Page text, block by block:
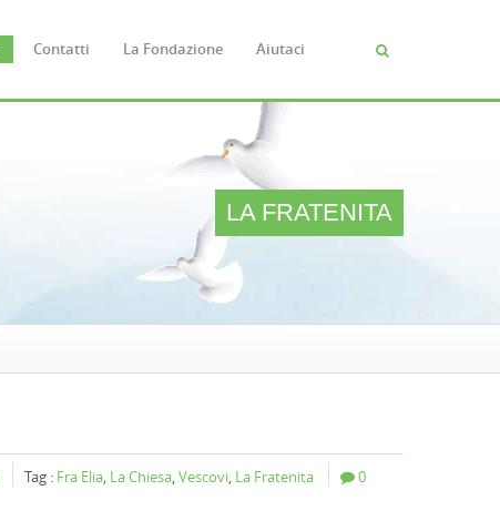
FORM
DI
Cerca
Contatti La Fondazione Aiutaci
LA FRATENITA
Tag : Fra Elia, La Chiesa,Vescovi, La Fratenita
0